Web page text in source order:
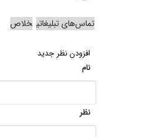
تماس‌های تبلیغاتی خلاص
افزودن نظر جدید
نام
نظر